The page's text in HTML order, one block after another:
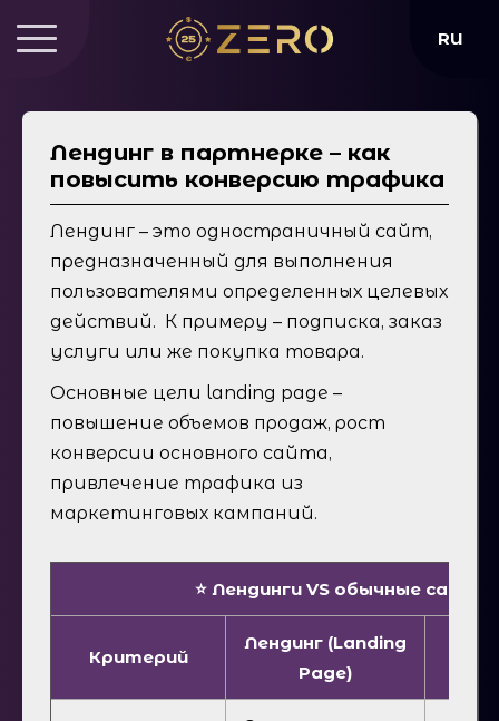
Лендинг в партнерке – как
повысить конверсию трафика
Лендинг – это одностраничный сайт,
предназначенный для выполнения
пользователями определенных целевых
действий. К примеру – подписка, заказ
услуги или же покупка товара.
Основные цели landing page –
повышение объемов продаж, рост
конверсии основного сайта,
привлечение трафика из
маркетинговых кампаний.
⭐ Лендинги VS обычные сайты
Критерий
Лендинг (Landing
Page)
RU